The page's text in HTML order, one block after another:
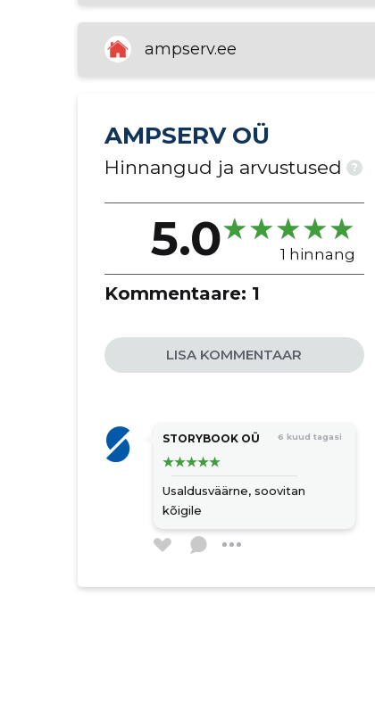
võrgukontrollid
elektri- ja sidevõrkude ehitus
ampserv.ee
AMPSERV OÜ
Hinnangud ja arvustused ?
5.0 1 hinnang
Kommentaare: 1
LISA KOMMENTAAR
STORYBOOK OÜ 6 kuud tagasi
Usaldusväärne, soovitan
kõigile